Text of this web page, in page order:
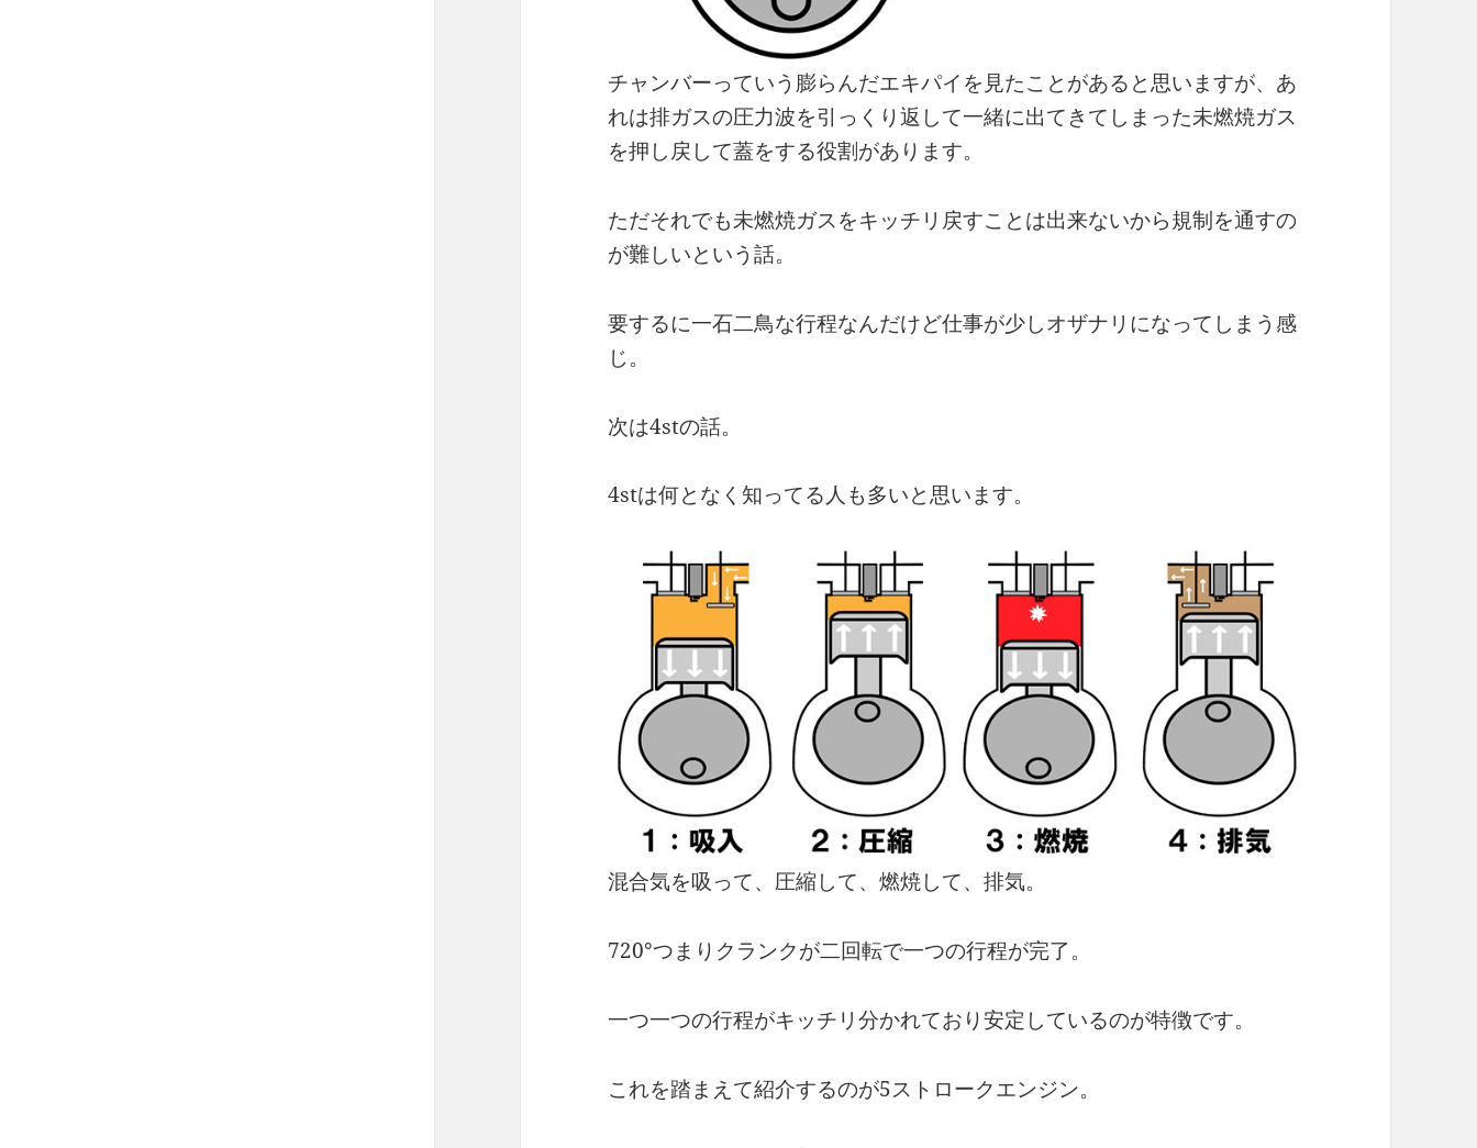
チャンバーっていう膨らんだエキパイを見たことがあると思いますが、あ
れは排ガスの圧力波を引っくり返して一緒に出てきてしまった未燃焼ガス
を押し戻して蓋をする役割があります。
ただそれでも未燃焼ガスをキッチリ戻すことは出来ないから規制を通すの
が難しいという話。
要するに一石二鳥な行程なんだけど仕事が少しオザナリになってしまう感
じ。
次は4stの話。
4stは何となく知ってる人も多いと思います。
混合気を吸って、圧縮して、燃焼して、排気。
720°つまりクランクが二回転で一つの行程が完了。
一つ一つの行程がキッチリ分かれており安定しているのが特徴です。
これを踏まえて紹介するのが5ストロークエンジン。